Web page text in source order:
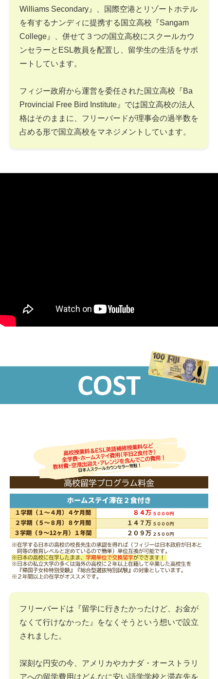
Williams Secondary』、国際空港とリゾートホテル
を有するナンディに提携する国立高校『Sangam
College』、併せて３つの国立高校にスクールカウ
ンセラーとESL教員を配置し、留学生の生活をサポ
ートしています。
フィジー政府から運営を委任された国立高校『Ba
Provincial Free Bird Institute』では国立高校の法人
格はそのままに、フリーバードが理事会の過半数を
占める形で国立高校をマネジメントしています。
フリーバードは『留学に行きたかったけど、お金が
なくて行けなかった』をなくそうという想いで設立
されました。
深刻な円安の今、アメリカやカナダ・オーストラリ
アへの留学費用はどんなに安い語学学校と滞在先を